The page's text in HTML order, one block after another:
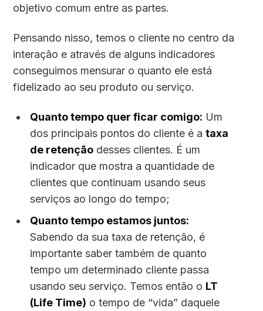
objetivo comum entre as partes.
Pensando nisso, temos o cliente no centro da
interação e através de alguns indicadores
conseguimos mensurar o quanto ele está
fidelizado ao seu produto ou serviço.
Quanto tempo quer ficar comigo: Um
dos principais pontos do cliente é ataxa
de retenção desses clientes. É um
indicador que mostra a quantidade de
clientes que continuam usando seus
serviços ao longo do tempo;
Quanto tempo estamos juntos:
Sabendo da sua taxa de retenção, é
importante saber também de quanto
tempo um determinado cliente passa
usando seu serviço. Temos então o LT
(Life Time) o tempo de “vida” daquele